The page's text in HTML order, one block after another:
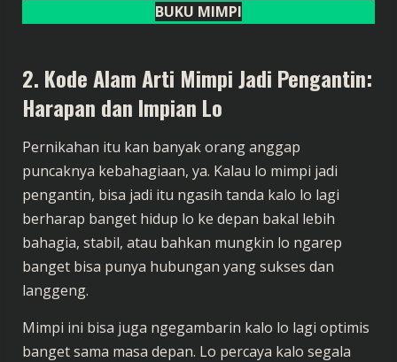
BUKU MIMPI
2. Kode Alam Arti Mimpi Jadi Pengantin:
Harapan dan Impian Lo
Pernikahan itu kan banyak orang anggap
puncaknya kebahagiaan, ya. Kalau lo mimpi jadi
pengantin, bisa jadi itu ngasih tanda kalo lo lagi
berharap banget hidup lo ke depan bakal lebih
bahagia, stabil, atau bahkan mungkin lo ngarep
banget bisa punya hubungan yang sukses dan
langgeng.
Mimpi ini bisa juga ngegambarin kalo lo lagi optimis
banget sama masa depan. Lo percaya kalo segala